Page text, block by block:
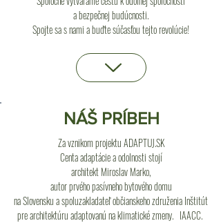
a bezpečnej budúcnosti.
Spojte sa s nami a buďte súčasťou tejto revolúcie!
NÁŠ PRÍBEH
​Za vznikom projektu ADAPTUJ.SK
Centa adaptácie a odolnosti stojí
architekt Miroslav Marko,
autor prvého pasívneho bytového domu
na Slovensku a spoluzakladateľ občianskeho združenia Inštitút
pre architektúru adaptovanú na klimatické zmeny. IAACC.